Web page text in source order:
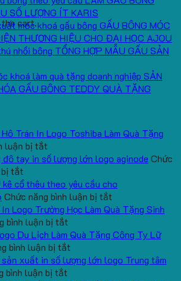
cart.
SỐ LƯỢNG ÍT KARIS
GẤU BÔNG MÓC
THƯƠNG HIỆU CHO ĐẠI HỌC AJOU
TỔNG HỢP MẪU GẤU SẢN
SẢN
GẤU BÔNG TEDDY QUÀ TẶNG
Trán In Logo Toshiba Làm Quà Tặng
luận bị tắt
Băng
Mồ
Hô
Trán
In
Logo
Toshiba
Làm
Quà
đô tay in số lượng lớn logo aginode Chức
bị tắt
Cung
cấp
băng
đô
tay
in
số
lượng
cổ thêu theo yêu cầu cho
Chức năng bình luận bị tắt
Quà
gối
kê
Logo Trường Học Làm Quà Tặng Sinh
bình luận bị tắt
Gấu
Bông
Mini
Du Lịch Làm Quà Tặng Công Ty Lữ
bình luận bị tắt
Gối
xuất in số lượng lớn logo Trung tâm
bình luận bị tắt